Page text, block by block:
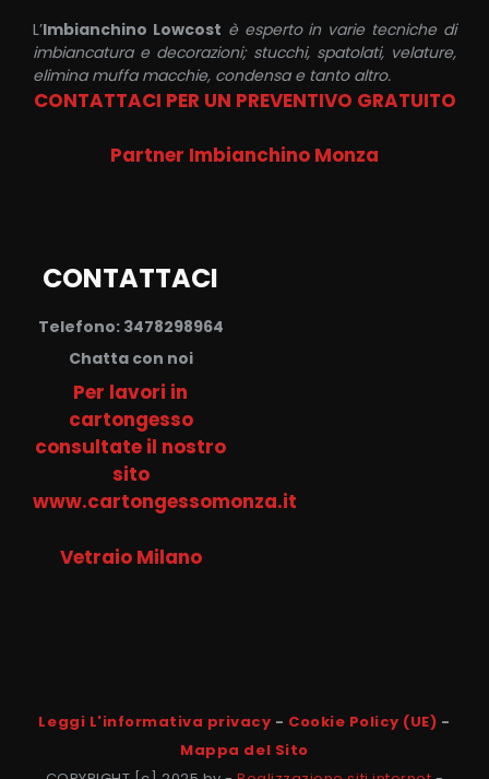
L’Imbianchino Lowcost è esperto in varie tecniche di
imbiancatura e decorazioni; stucchi, spatolati, velature,
elimina muffa macchie, condensa e tanto altro.
CONTATTACI PER UN PREVENTIVO GRATUITO
Partner Imbianchino Monza
CONTATTACI
Telefono: 3478298964
Chatta con noi
Per lavori in
cartongesso
consultate il nostro
sito
www.cartongessomonza.it
Vetraio Milano
Leggi L'informativa privacy - Cookie Policy (UE) -
Mappa del Sito